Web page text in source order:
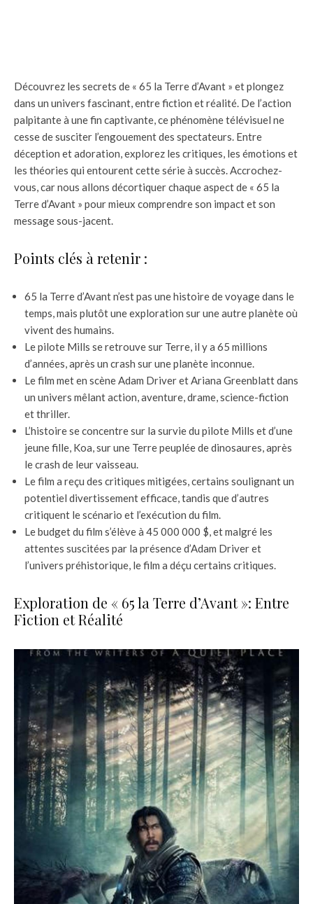
Découvrez les secrets de « 65 la Terre d’Avant » et plongez
dans un univers fascinant, entre fiction et réalité. De l’action
palpitante à une fin captivante, ce phénomène télévisuel ne
cesse de susciter l’engouement des spectateurs. Entre
déception et adoration, explorez les critiques, les émotions et
les théories qui entourent cette série à succès. Accrochez-
vous, car nous allons décortiquer chaque aspect de « 65 la
Terre d’Avant » pour mieux comprendre son impact et son
message sous-jacent.
Points clés à retenir :
65 la Terre d’Avant n’est pas une histoire de voyage dans le
temps, mais plutôt une exploration sur une autre planète où
vivent des humains.
Le pilote Mills se retrouve sur Terre, il y a 65 millions
d’années, après un crash sur une planète inconnue.
Le film met en scène Adam Driver et Ariana Greenblatt dans
un univers mêlant action, aventure, drame, science-fiction
et thriller.
L’histoire se concentre sur la survie du pilote Mills et d’une
jeune fille, Koa, sur une Terre peuplée de dinosaures, après
le crash de leur vaisseau.
Le film a reçu des critiques mitigées, certains soulignant un
potentiel divertissement efficace, tandis que d’autres
critiquent le scénario et l’exécution du film.
Le budget du film s’élève à 45 000 000 $, et malgré les
attentes suscitées par la présence d’Adam Driver et
l’univers préhistorique, le film a déçu certains critiques.
Exploration de « 65 la Terre d’Avant »: Entre
Fiction et Réalité